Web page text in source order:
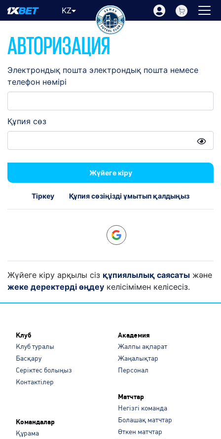
KZ
АВТОРИЗАЦИЯ
Электрондық пошта электрондық пошта немесе
телефон нөмірі
Құпия сөз
Жүйеге кіру
Тіркеу Құпия сөзіңізді ұмытып қалдыңыз
Жүйеге кіру арқылы сіз құпиялылық саясаты және
жеке деректерді өңдеу келісімімен келісесіз.
Клуб
Клуб туралы
Басқару
Серіктес болыңыз
Контактілер
Командалар
Құрама
Академия
Жалпы ақпарат
Жаңалықтар
Персонал
Матчтар
Негізгі команда
Болашақ матчтар
Өткен матчтар